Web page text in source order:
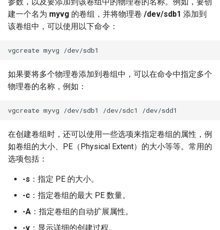
建一个名为 myvg 的卷组，并将物理卷 /dev/sdb1 添加到
该卷组中，可以使用以下命令：
如果要将多个物理卷添加到卷组中，可以在命令中指定多个
物理卷的名称，例如：
在创建卷组时，还可以使用一些选项来指定卷组的属性，例
如卷组的大小、PE（Physical Extent）的大小等等。常用的
选项包括：
-s ：指定 PE 的大小。
-c ：指定卷组的最大 PE 数量。
-A ：指定卷组的自动扩展属性。
-v ：显示详细的创建过程。